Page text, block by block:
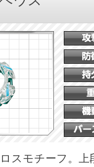
スモチーフ。上